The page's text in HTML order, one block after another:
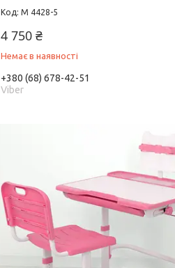
M 4428-5
4 750 ₴
Немає в наявності
+380 (68) 678-42-51
Viber